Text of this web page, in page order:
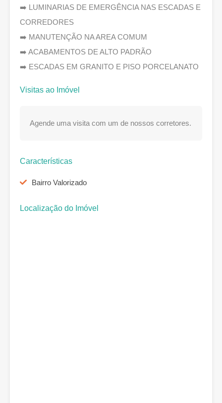
➡️ LUMINARIAS DE EMERGÊNCIA NAS ESCADAS E
CORREDORES
➡️ MANUTENÇÃO NA AREA COMUM
➡️ ACABAMENTOS DE ALTO PADRÃO
➡️ ESCADAS EM GRANITO E PISO PORCELANATO
Visitas ao Imóvel
Agende uma visita com um de nossos corretores.
Características
Bairro Valorizado
Localização do Imóvel